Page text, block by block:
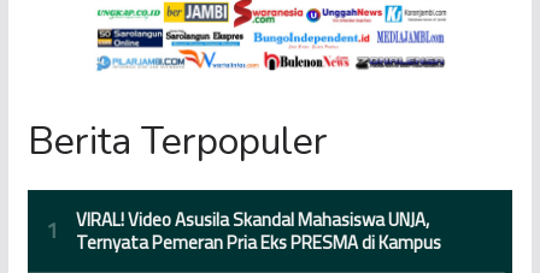
Berita Terpopuler